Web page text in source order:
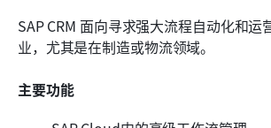
SAP CRM 面向寻求强大流程自动化和运
业，尤其是在制造或物流领域。
主要功能